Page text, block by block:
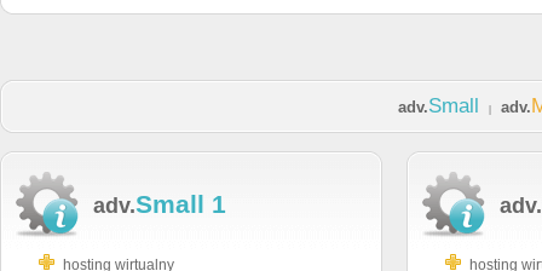
adv.Small adv.
adv.Small 1
hosting wirtualny
adv.
hosting